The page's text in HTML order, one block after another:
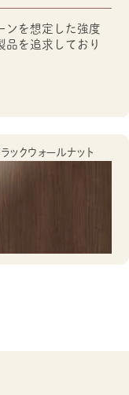
ンを想定した強度
品を追求しており
ックウォールナット